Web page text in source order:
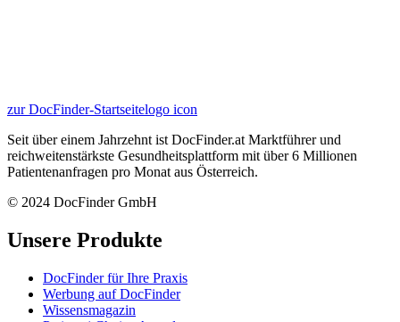
zur DocFinder-Startseitelogo icon
Seit über einem Jahrzehnt ist DocFinder.at Marktführer und
reichweitenstärkste Gesundheitsplattform mit über 6 Millionen
Patientenanfragen pro Monat aus Österreich.
© 2024 DocFinder GmbH
Unsere Produkte
DocFinder für Ihre Praxis
Werbung auf DocFinder
Wissensmagazin